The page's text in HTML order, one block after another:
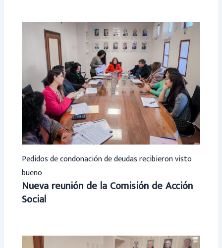
Pedidos de condonación de deudas recibieron visto
bueno
Nueva reunión de la Comisión de Acción
Social